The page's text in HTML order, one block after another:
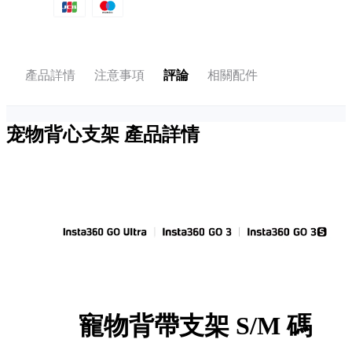
產品詳情 注意事項 評論 相關配件
宠物背心支架 產品詳情
寵物背帶支架 S/M 碼